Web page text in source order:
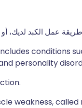
conditions
personality
weakness,